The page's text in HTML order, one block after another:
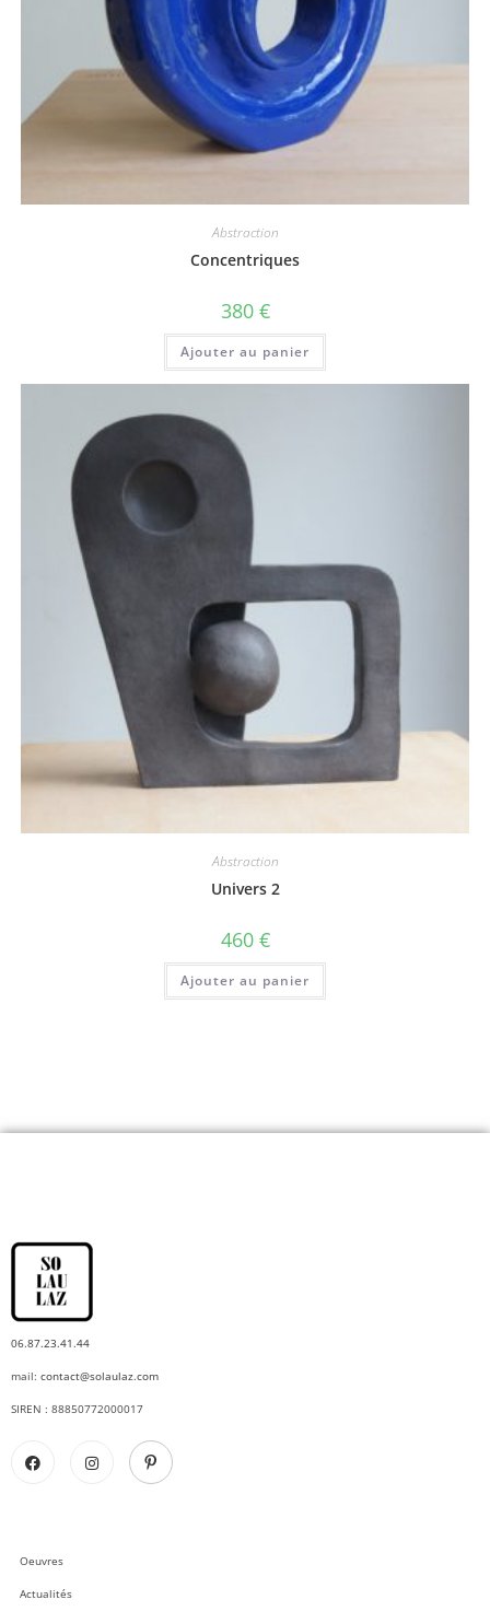
Abstraction
Concentriques
380 €
Ajouter au panier
Abstraction
Univers 2
460 €
Ajouter au panier
06.87.23.41.44
mail: contact@solaulaz.com
SIREN : 88850772000017
Oeuvres
Actualités